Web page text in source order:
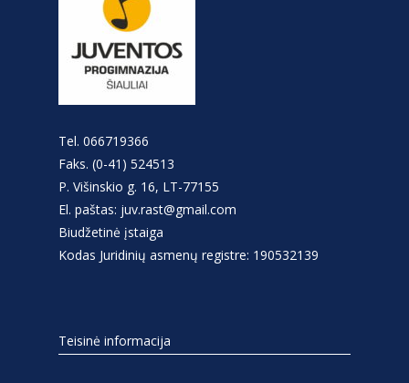
Tel. 066719366
Faks. (0-41) 524513
P. Višinskio g. 16, LT-77155
El. paštas: juv.rast@gmail.com
Biudžetinė įstaiga
Kodas Juridinių asmenų registre: 190532139
Teisinė informacija